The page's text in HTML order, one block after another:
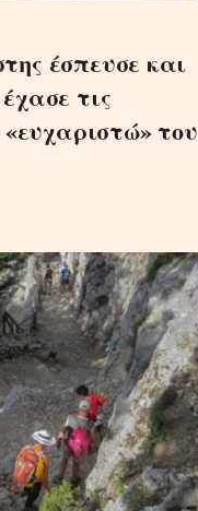
έσπευσε και
τις
«ευχαριστώ» του